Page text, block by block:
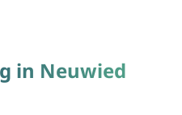
in Neuwied